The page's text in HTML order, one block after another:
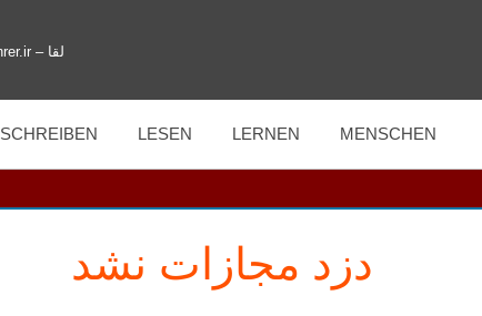
Lehrer.ir – لقا
SCHREIBEN LESEN LERNEN MENSCHEN
دزد مجازات نشد